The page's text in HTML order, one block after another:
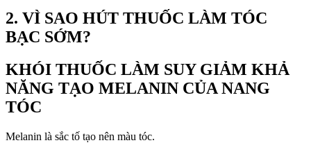
2. VÌ SAO HÚT THUỐC LÀM TÓC
BẠC SỚM?
KHÓI THUỐC LÀM SUY GIẢM KHẢ
NĂNG TẠO MELANIN CỦA NANG
TÓC
Melanin là sắc tố tạo nên màu tóc.